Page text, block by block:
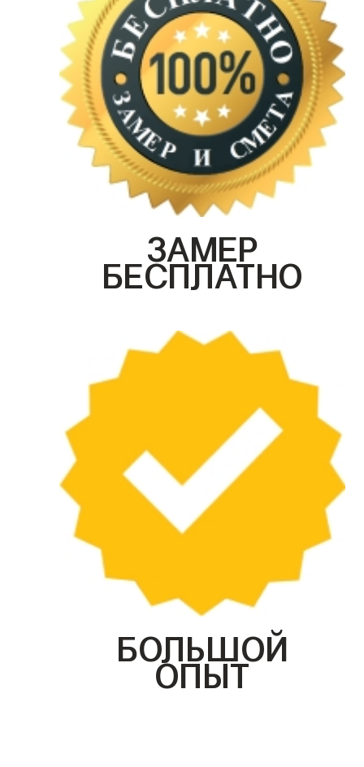
ЗАМЕР
БЕСПЛАТНО
БОЛЬШОЙ
ОПЫТ